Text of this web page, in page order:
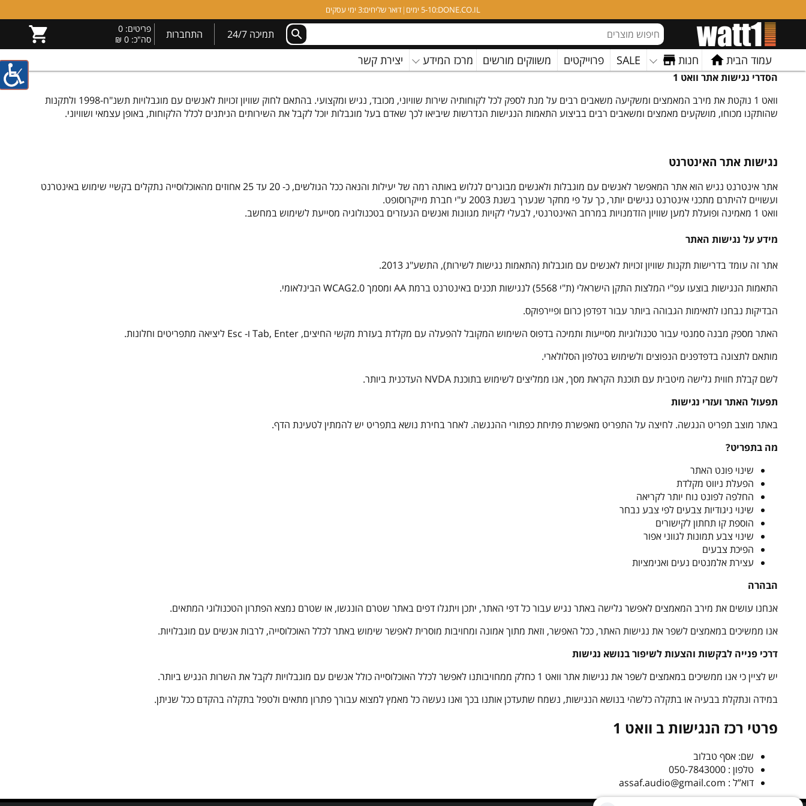
DONE.CO.IL: 5-10 ימים |דואר שליחים:3 ימי עסקים
תמיכה 24/7 התחברות פריטים: 0
סה"כ: 0 ₪
עמוד הבית חנות SALE פרוייקטים משווקים מורשים מרכז המידע יצירת קשר
הסדרי נגישות אתר וואט 1
וואט 1 נוקטת את מירב המאמצים ומשקיעה משאבים רבים על מנת לספק לכל לקוחותיה שירות שוויוני, מכובד, נגיש ומקצועי. בהתאם לחוק שוויון זכויות לאנשים עם מוגבלויות תשנ"ח-1998 ולתקנות
שהותקנו מכוחו, מושקעים מאמצים ומשאבים רבים בביצוע התאמות הנגישות הנדרשות שיביאו לכך שאדם בעל מוגבלות יוכל לקבל את השירותים הניתנים לכלל הלקוחות, באופן עצמאי ושוויוני.
נגישות אתר האינטרנט
אתר אינטרנט נגיש הוא אתר המאפשר לאנשים עם מוגבלות ולאנשים מבוגרים לגלוש באותה רמה של יעילות והנאה ככל הגולשים, כ- 20 עד 25 אחוזים מהאוכלוסייה נתקלים בקשיי שימוש באינטרנט
ועשויים להיתרם מתכני אינטרנט נגישים יותר, כך על פי מחקר שנערך בשנת 2003 ע"י חברת מייקרוסופט.
וואט 1 מאמינה ופועלת למען שוויון הזדמנויות במרחב האינטרנטי, לבעלי לקויות מגוונות ואנשים הנעזרים בטכנולוגיה מסייעת לשימוש במחשב.
מידע על נגישות האתר
אתר זה עומד בדרישות תקנות שוויון זכויות לאנשים עם מוגבלות (התאמות נגישות לשירות), התשע"ג 2013.
התאמות הנגישות בוצעו עפ"י המלצות התקן הישראלי (ת"י 5568) לנגישות תכנים באינטרנט ברמת AA ומסמך WCAG2.0 הבינלאומי.
הבדיקות נבחנו לתאימות הגבוהה ביותר עבור דפדפן כרום ופיירפוקס.
האתר מספק מבנה סמנטי עבור טכנולוגיות מסייעות ותמיכה בדפוס השימוש המקובל להפעלה עם מקלדת בעזרת מקשי החיצים, Tab, Enter ו- Esc ליציאה מתפריטים וחלונות.
מותאם לתצוגה בדפדפנים הנפוצים ולשימוש בטלפון הסלולארי.
לשם קבלת חווית גלישה מיטבית עם תוכנת הקראת מסך, אנו ממליצים לשימוש בתוכנת NVDA העדכנית ביותר.
תפעול האתר ועזרי נגישות
באתר מוצב תפריט הנגשה. לחיצה על התפריט מאפשרת פתיחת כפתורי ההנגשה. לאחר בחירת נושא בתפריט יש להמתין לטעינת הדף.
מה בתפריט?
שינוי פונט האתר
הפעלת ניווט מקלדת
החלפה לפונט נוח יותר לקריאה
שינוי ניגודיות צבעים לפי צבע נבחר
הוספת קו תחתון לקישורים
שינוי צבע תמונות לגווני אפור
הפיכת צבעים
עצירת אלמנטים נעים ואנימציות
הבהרה
אנחנו עושים את מירב המאמצים לאפשר גלישה באתר נגיש עבור כל דפי האתר, יתכן ויתגלו דפים באתר שטרם הונגשו, או שטרם נמצא הפתרון הטכנולוגי המתאים.
אנו ממשיכים במאמצים לשפר את נגישות האתר, ככל האפשר, וזאת מתוך אמונה ומחויבות מוסרית לאפשר שימוש באתר לכלל האוכלוסייה, לרבות אנשים עם מוגבלויות.
דרכי פנייה לבקשות והצעות לשיפור בנושא נגישות
יש לציין כי אנו ממשיכים במאמצים לשפר את נגישות אתר וואט 1 כחלק ממחויבותנו לאפשר לכלל האוכלוסייה כולל אנשים עם מוגבלויות לקבל את השרות הנגיש ביותר.
במידה ונתקלת בבעיה או בתקלה כלשהי בנושא הנגישות, נשמח שתעדכן אותנו בכך ואנו נעשה כל מאמץ למצוא עבורך פתרון מתאים ולטפל בתקלה בהקדם ככל שניתן.
פרטי רכז הנגישות ב וואט 1
שם: אסף טבלוב
טלפון : 050-7843000
דוא”ל : assaf.audio@gmail.com